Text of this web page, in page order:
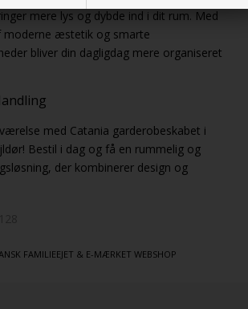
mere lys og dybde ind i dit rum. Med
moderne æstetik og smarte
bliver din dagligdag mere organiseret
med Catania garderobeskabet i
Bestil i dag og få en rummelig og
der kombinerer design og
FAMILIEEJET & E-MÆRKET WEBSHOP